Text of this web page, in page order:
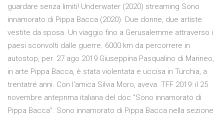
guardare senza limiti! Underwater (2020) streaming Sono
innamorato di Pippa Bacca (2020). Due donne, due artiste
vestite da sposa. Un viaggio fino a Gerusalemme attraverso i
paesi sconvolti dalle guerre. 6000 km da percorrere in
autostop, per. 27 ago 2019 Giuseppina Pasqualino di Marineo,
in arte Pippa Bacca, è stata violentata e uccisa in Turchia, a
trentatré anni. Con l'amica Silvia Moro, aveva TFF 2019: il 25
novembre anteprima italiana del doc “Sono innamorato di
Pippa Bacca”. Sono innamorato di Pippa Bacca nella sezione